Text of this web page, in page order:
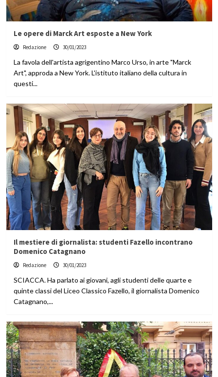
Le opere di Marck Art esposte a New York
Redazione 30/01/2023
La favola dell'artista agrigentino Marco Urso, in arte "Marck
Art", approda a New York. L'istituto italiano della cultura in
questi...
Il mestiere di giornalista: studenti Fazello incontrano
Domenico Catagnano
Redazione 30/01/2023
SCIACCA. Ha parlato ai giovani, agli studenti delle quarte e
quinte classi del Liceo Classico Fazello, il giornalista Domenico
Catagnano,...